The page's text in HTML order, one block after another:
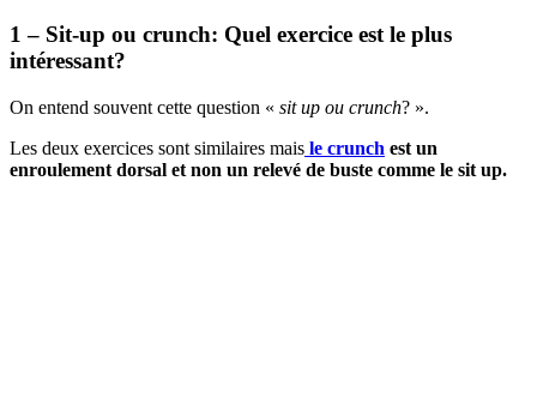
1 – Sit-up ou crunch: Quel exercice est le plus
intéressant?
On entend souvent cette question « sit up ou crunch? ».
Les deux exercices sont similaires mais le crunch est un
enroulement dorsal et non un relevé de buste comme le sit up.